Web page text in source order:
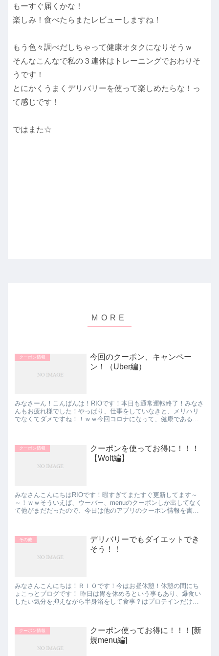
もーすぐ届くかな！
楽しみ！食べたらまたレビューしますね！
もう色々調べだしちゃって健康オタクになりそうｗ
そんなこんなで私の３連休はトレーニングでおわりそ
うです！
とにかくうまくデリバリーを使って楽しめたらな！っ
て感じです！
ではまた☆
クーポン情報
今回のクーポン、キャンペー
ン！（Uber編）
みなさーん！こんばんは！RIOです！本日も通常運転終了！みなさ
んもお疲れ様でした！やっぱり、仕事をしていなきと、メリハリ
でなくてダメですね！！ｗｗ今回コロナになって、健康であるこ
クーポン情報
クーポンを使ってお得に！！！
【Wolt編】
みなさんこんにちはRIOです！暇すぎてまたすぐ更新してます～
～！ｗｗそういえば、ウーバー、menuのクーポンしか出してなく
て他がまだだったので、今日は他のアプリのクーポン情報を書い
その他
デリバリーでもダイエットでき
そう！！
みなさんこんにちは！ＲＩＯです！今はお昼休憩！休憩の間にち
ょこっとブログです！ 昨日は胃を休めるという事もあり、爆食い
したい気分を抑えながら半身浴をして食事？はプロテインだけで
クーポン情報
クーポン使ってお得に！！！[新
規menu編]